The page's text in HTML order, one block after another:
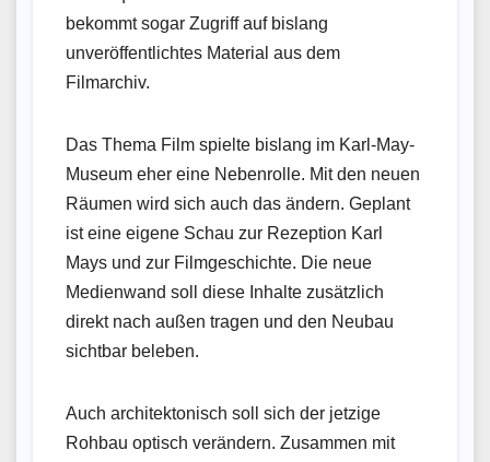
bekommt sogar Zugriff auf bislang
unveröffentlichtes Material aus dem
Filmarchiv.
Das Thema Film spielte bislang im Karl-May-
Museum eher eine Nebenrolle. Mit den neuen
Räumen wird sich auch das ändern. Geplant
ist eine eigene Schau zur Rezeption Karl
Mays und zur Filmgeschichte. Die neue
Medienwand soll diese Inhalte zusätzlich
direkt nach außen tragen und den Neubau
sichtbar beleben.
Auch architektonisch soll sich der jetzige
Rohbau optisch verändern. Zusammen mit